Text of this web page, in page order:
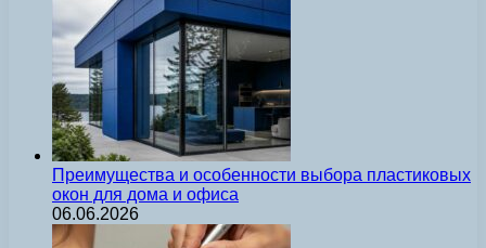
Преимущества и особенности выбора пластиковых
окон для дома и офиса
06.06.2026